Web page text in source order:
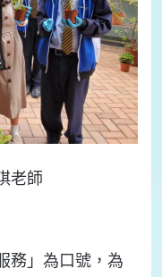
老師
務」為口號，為